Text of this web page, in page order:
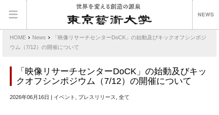
HOME › News ›
「映像リサーチセンターDoCK」の始動及びキックオフシンポジ
ウム（7/12）の開催について
「映像リサーチセンターDoCK」の始動及びキッ
クオフシンポジウム（7/12）の開催について
2026年06月16日 | イベント, プレスリリース, 全て